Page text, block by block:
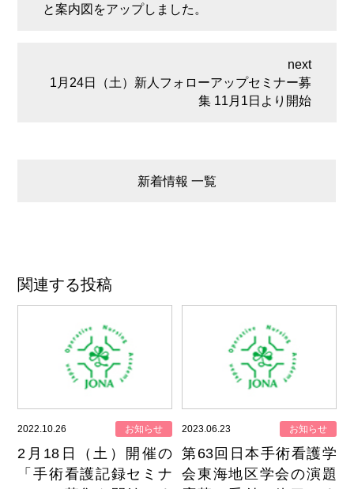
と案内図をアップしました。
1月24日（土）新人フォローアップセミナー募
集 11月1日より開始
新着情報 一覧
関連する投稿
2022.10.26 お知らせ
2月18日（土）開催の
「手術看護記録セミナ
2023.06.23 お知らせ
第63回日本手術看護学
会東海地区学会の演題